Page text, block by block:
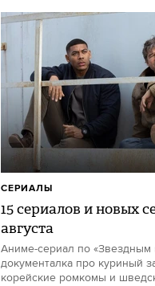
15 сериалов и новых
августа
Аниме-сериал по «Звездным
документалка про куриный
корейские ромкомы и
СЕРИАЛЫ